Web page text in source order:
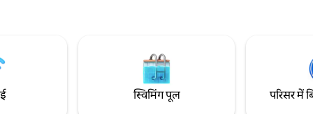
का अनुभव लें!
स्विमिंग पूल परिसर में